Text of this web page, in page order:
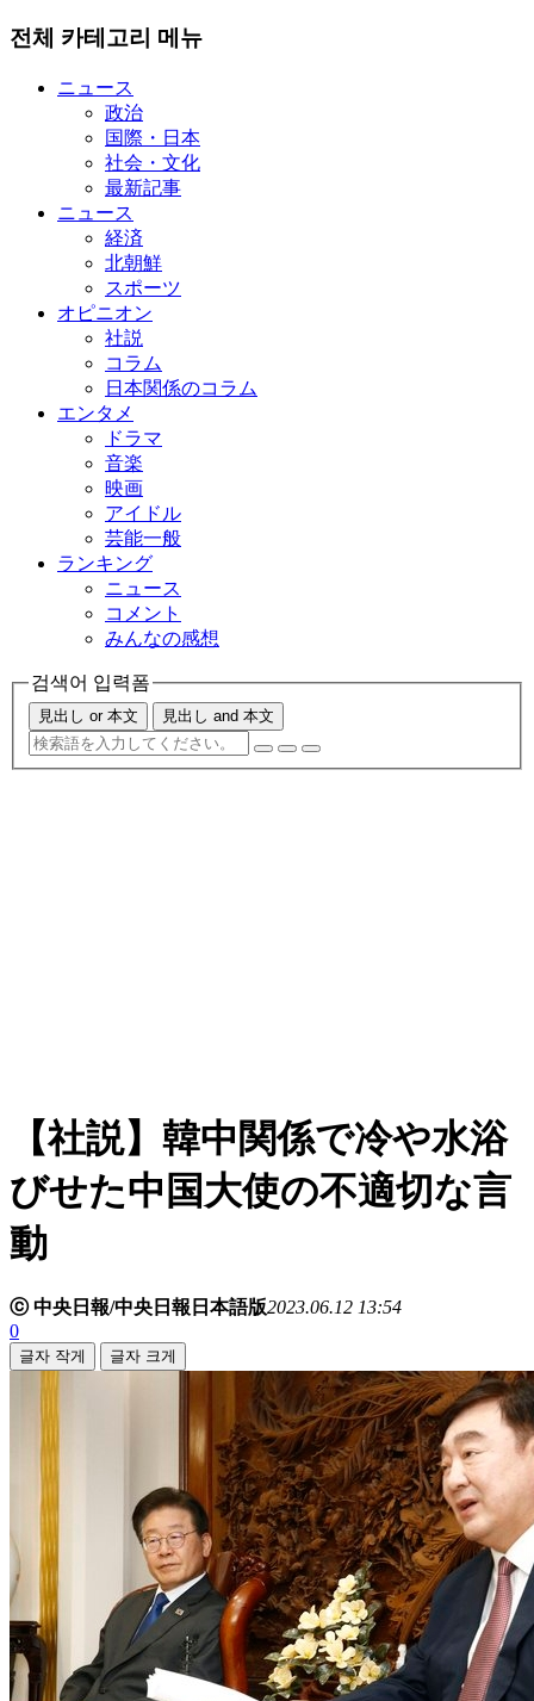
전체 카테고리 메뉴
ニュース
政治
国際・日本
社会・文化
最新記事
ニュース
経済
北朝鮮
スポーツ
オピニオン
社説
コラム
日本関係のコラム
エンタメ
ドラマ
音楽
映画
アイドル
芸能一般
ランキング
ニュース
コメント
みんなの感想
검색어 입력폼
見出し or 本文 見出し and 本文
【社説】韓中関係で冷や水浴
びせた中国大使の不適切な言
動
ⓒ 中央日報/中央日報日本語版2023.06.12 13:54
0
글자 작게 글자 크게